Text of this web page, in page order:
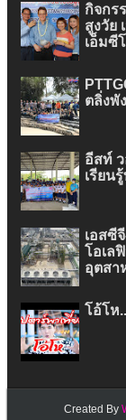
กิจกร
สูงวัย
เอ็มซี
ตลิ่งพัง
อีสท์
เรียน
เอสซี
โอเล
อุตสา
โอ้โห
Created By